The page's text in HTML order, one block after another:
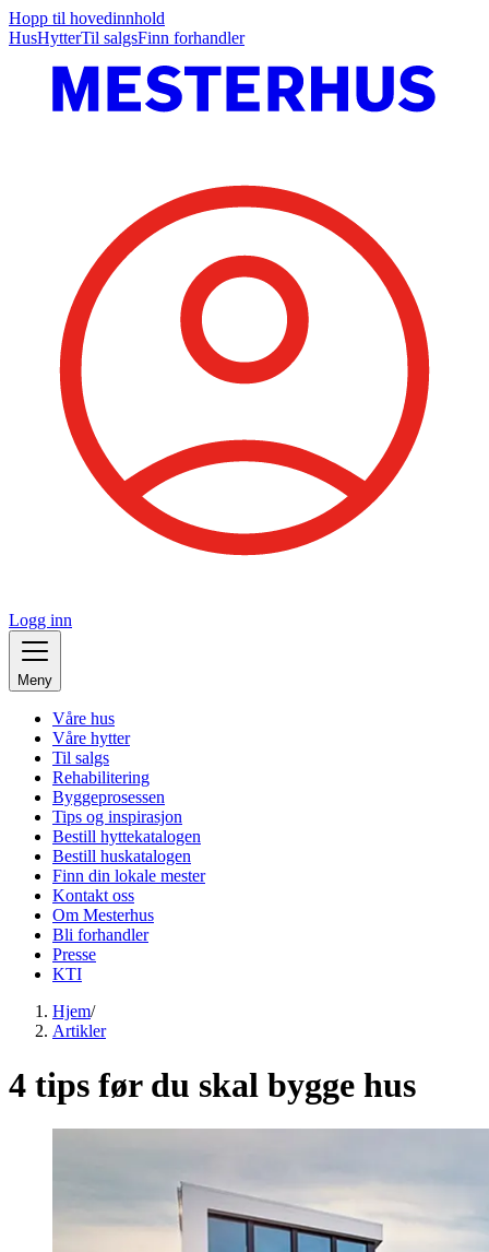
Hopp til hovedinnhold
HusHytterTil salgsFinn forhandler
Logg inn
Meny
Våre hus
Våre hytter
Til salgs
Rehabilitering
Byggeprosessen
Tips og inspirasjon
Bestill hyttekatalogen
Bestill huskatalogen
Finn din lokale mester
Kontakt oss
Om Mesterhus
Bli forhandler
Presse
KTI
Hjem/
Artikler
4 tips før du skal bygge hus